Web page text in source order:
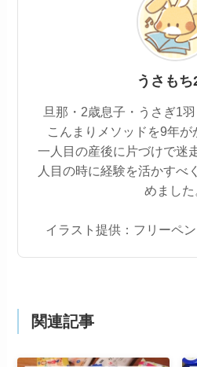
うさもち
旦那・2歳息子・うさぎ1
こんまりメソッドを9年が
一人目の産後に片づけで迷
人目の時に経験を活かすべ
めました
イラスト提供：フリーペ
関連記事